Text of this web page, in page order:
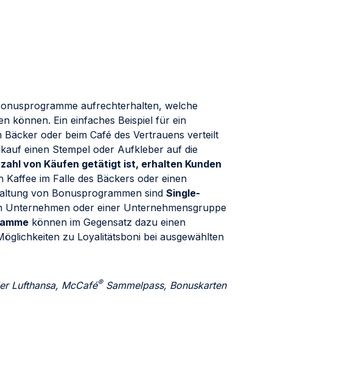
aufrechterhalten, welche
können. Ein einfaches Beispiel für ein
oder beim Café des Vertrauens verteilt
einen Stempel oder Aufkleber auf die
von Käufen getätigt ist, erhalten Kunden
Kaffee im Falle des Bäckers oder einen
von Bonusprogrammen sind Single-
Unternehmen oder einer Unternehmensgruppe
können im Gegensatz dazu einen
zu Loyalitätsboni bei ausgewählten
Lufthansa, McCafé®Sammelpass, Bonuskarten